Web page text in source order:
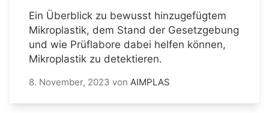
Ein Überblick zu bewusst hinzugefügtem
Mikroplastik, dem Stand der Gesetzgebung
und wie Prüflabore dabei helfen können,
Mikroplastik zu detektieren.
8. November, 2023 von AIMPLAS